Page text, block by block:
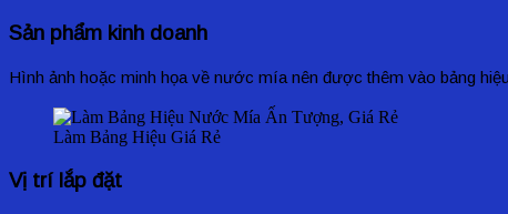
Sản phẩm kinh doanh
Hình ảnh hoặc minh họa về nước mía nên được thêm vào bảng
Làm Bảng Hiệu Giá Rẻ
Vị trí lắp đặt